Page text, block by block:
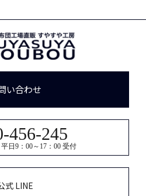
い合わせ
456-245
日9：00～17：00 受付
式 LINE